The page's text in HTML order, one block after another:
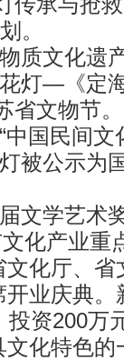
。
质文化遗
灯—《定
省文物节。
国民间文
被公示为
文学艺术
文化产业
化厅、
业庆典
资200万
化特色的